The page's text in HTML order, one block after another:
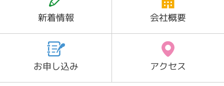
新着情報 会社概要
お申し込み アクセス